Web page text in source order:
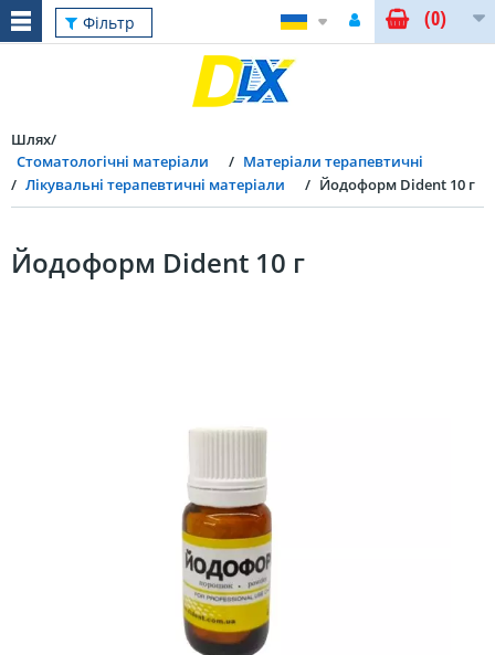
Фільтр (0)
Шлях
Стоматологічні матеріали
Матеріали терапевтичні
Лікувальні терапевтичні матеріали
Йодоформ Dident 10 г
Йодоформ Dident 10 г